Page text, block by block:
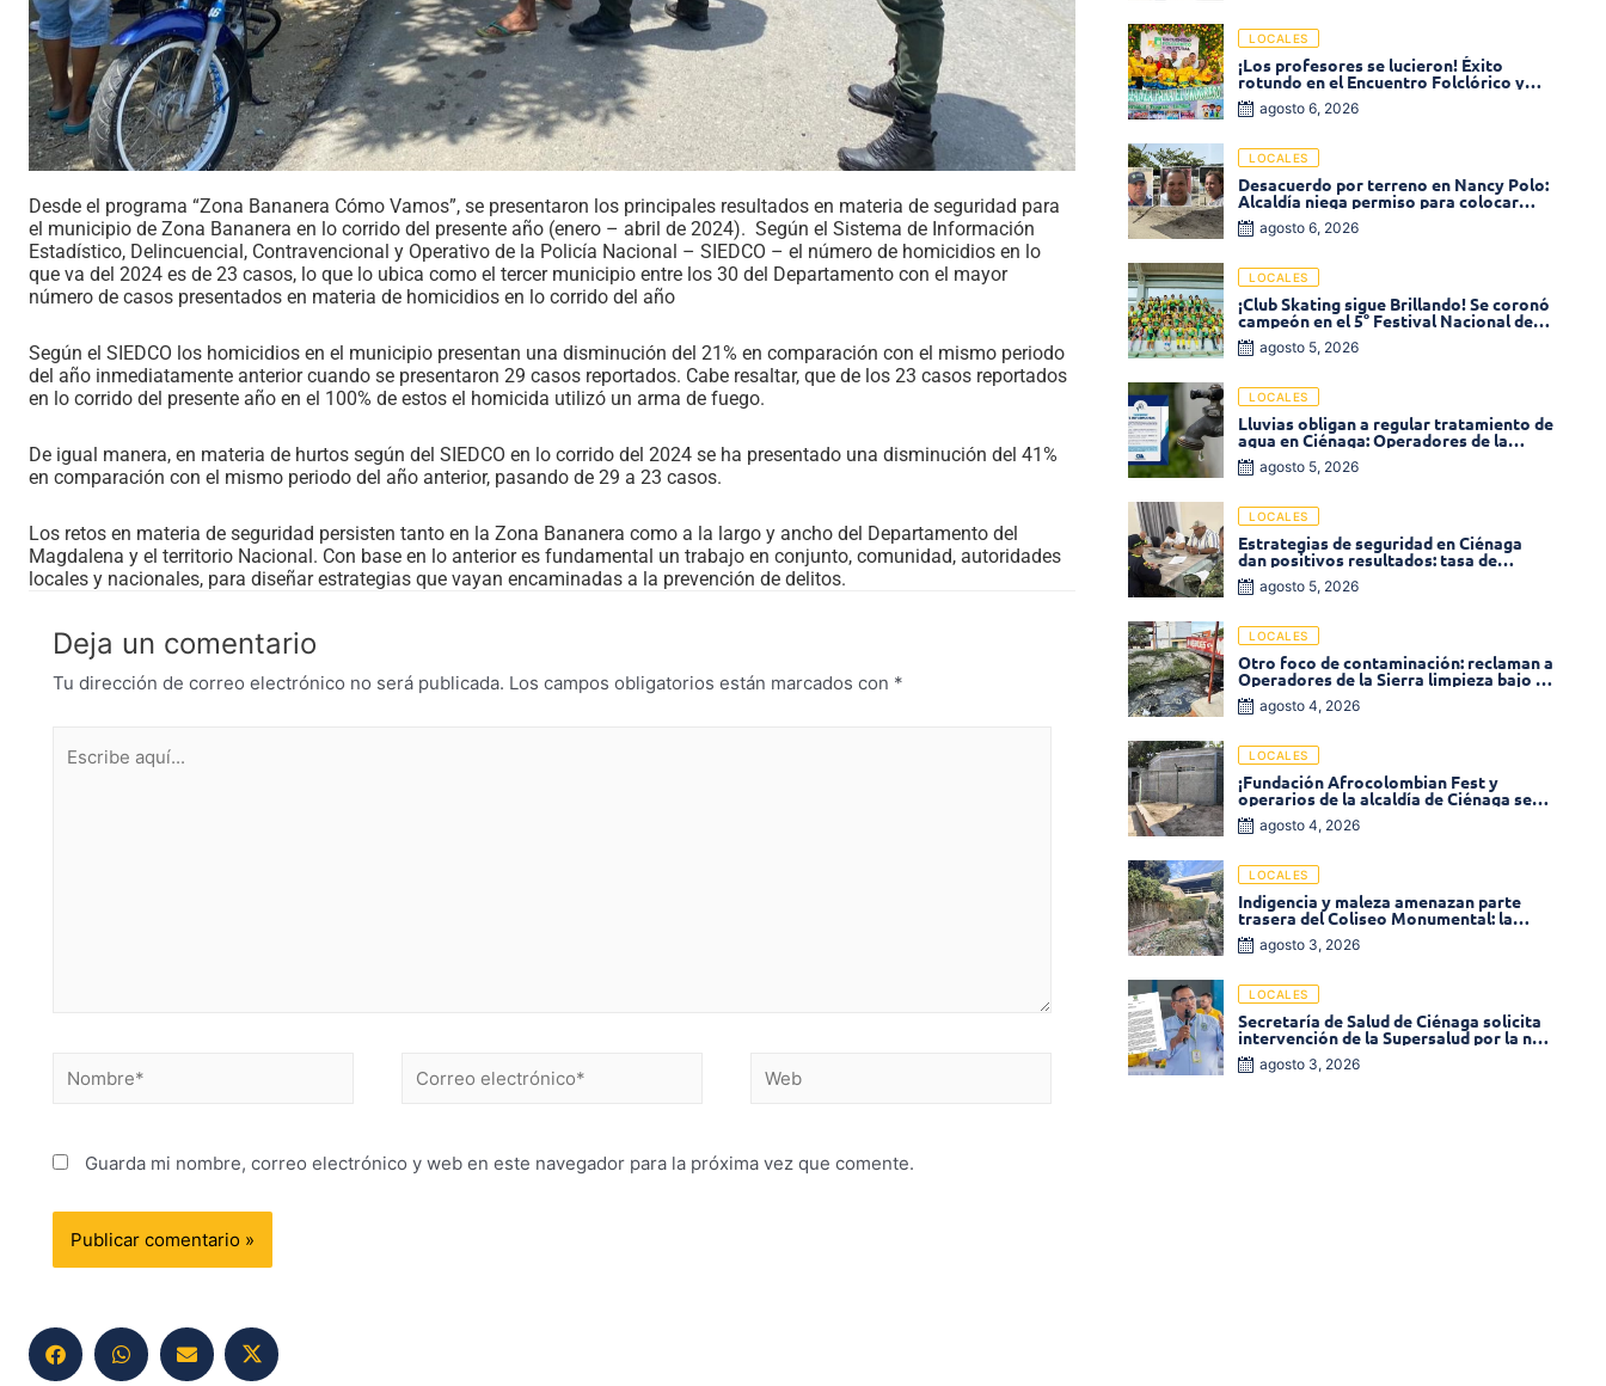
Desde el programa “Zona Bananera Cómo Vamos”, se presentaron los principales resultados en materia de seguridad para
el municipio de Zona Bananera en lo corrido del presente año (enero – abril de 2024). Según el Sistema de Información
Estadístico, Delincuencial, Contravencional y Operativo de la Policía Nacional – SIEDCO – el número de homicidios en lo
que va del 2024 es de 23 casos, lo que lo ubica como el tercer municipio entre los 30 del Departamento con el mayor
número de casos presentados en materia de homicidios en lo corrido del año
Según el SIEDCO los homicidios en el municipio presentan una disminución del 21% en comparación con el mismo periodo
del año inmediatamente anterior cuando se presentaron 29 casos reportados. Cabe resaltar, que de los 23 casos reportados
en lo corrido del presente año en el 100% de estos el homicida utilizó un arma de fuego.
De igual manera, en materia de hurtos según del SIEDCO en lo corrido del 2024 se ha presentado una disminución del 41%
en comparación con el mismo periodo del año anterior, pasando de 29 a 23 casos.
Los retos en materia de seguridad persisten tanto en la Zona Bananera como a la largo y ancho del Departamento del
Magdalena y el territorio Nacional. Con base en lo anterior es fundamental un trabajo en conjunto, comunidad, autoridades
locales y nacionales, para diseñar estrategias que vayan encaminadas a la prevención de delitos.
Deja un comentario
Tu dirección de correo electrónico no será publicada. Los campos obligatorios están marcados con *
Guarda mi nombre, correo electrónico y web en este navegador para la próxima vez que comente.
LOCALES
¡Los profesores se lucieron! Éxito
rotundo en el Encuentro Folclórico y
Cultural del Magisterio 2026 en Ciénaga
agosto 6, 2026
LOCALES
Desacuerdo por terreno en Nancy Polo:
Alcaldía niega permiso para colocar
venta de comidas
agosto 6, 2026
LOCALES
¡Club Skating sigue Brillando! Se coronó
campeón en el 5° Festival Nacional de
Patinaje «Soledad sobre Ruedas»
agosto 5, 2026
LOCALES
Lluvias obligan a regular tratamiento de
agua en Ciénaga: Operadores de la
Sierra anuncia baja presión en varios
sectores
agosto 5, 2026
LOCALES
Estrategias de seguridad en Ciénaga
dan positivos resultados: tasa de
homicidios disminuyó un 58% en 2026
agosto 5, 2026
LOCALES
Otro foco de contaminación: reclaman a
Operadores de la Sierra limpieza bajo el
puente de la calle 19 con carrera 11
agosto 4, 2026
LOCALES
¡Fundación Afrocolombian Fest y
operarios de la alcaldía de Ciénaga se
ponen la 10! Realizan limpieza de la
parte posterior del Coliseo
agosto 4, 2026
LOCALES
Indigencia y maleza amenazan parte
trasera del Coliseo Monumental: la
comunidad exige acción inmediata!
agosto 3, 2026
LOCALES
Secretaría de Salud de Ciénaga solicita
intervención de la Supersalud por la no
entrega de medicamentos en las EPS
agosto 3, 2026